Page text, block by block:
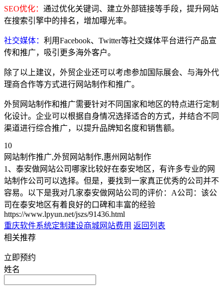
SEO优化： 通过优化关键词、建立外部链接等手段，提升网站
在搜索引擎中的排名，增加曝光率。
社交媒体： 利用Facebook、Twitter等社交媒体平台进行产品宣
传和推广，吸引更多海外客户。
除了以上建议，外贸企业还可以考虑参加国际展会、与海外代
理商合作等方式进行网站制作和推广。
外贸网站制作和推广需要针对不同国家和地区的特点进行定制
化设计。企业可以根据自身情况选择适合的方式，并结合不同
渠道进行综合推广，以提升品牌知名度和销售额。
10
网站制作推广,外贸网站制作,惠州网站制作
1、泰安做网站公司哪家比较好在泰安地区，有许多专业的网
站制作公司可以选择。但是，要找到一家真正优秀的公司并不
容易。以下是我对几家泰安做网站公司的评价：A公司：该公
司在泰安地区有着良好的口碑和丰富的经验
https://www.lpyun.net/jszs/91436.html
重庆软件系统定制 建设商城网站费用 返回列表
相关推荐
立即预约
姓名